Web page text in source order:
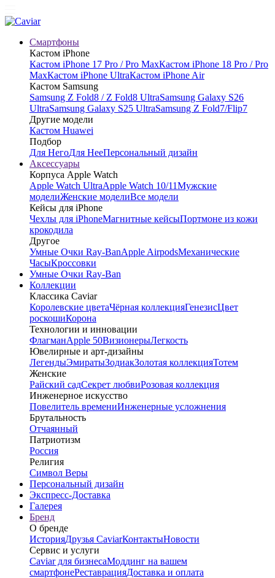
Смартфоны
Кастом iPhone
Кастом iPhone 17 Pro / Pro MaxКастом iPhone 18 Pro / Pro
MaxКастом iPhone UltraКастом iPhone Air
Кастом Samsung
Samsung Z Fold8 / Z Fold8 UltraSamsung Galaxy S26
UltraSamsung Galaxy S25 UltraSamsung Z Fold7/Flip7
Другие модели
Кастом Huawei
Подбор
Для НегоДля НееПерсональный дизайн
Аксессуары
Корпуса Apple Watch
Apple Watch UltraApple Watch 10/11Мужские
моделиЖенские моделиВсе модели
Кейсы для iPhone
Чехлы для iPhoneМагнитные кейсыПортмоне из кожи
крокодила
Другое
Умные Очки Ray-BanApple AirpodsМеханические
ЧасыКроссовки
Умные Очки Ray-Ban
Коллекции
Классика Caviar
Королевские цветаЧёрная коллекцияГенезисЦвет
роскошиКорона
Технологии и инновации
ФлагманApple 50ВизионерыЛегкость
Ювелирные и арт-дизайны
ЛегендыЭмиратыЗодиакЗолотая коллекцияТотем
Женские
Райский садСекрет любвиРозовая коллекция
Инженерное искусство
Повелитель времениИнженерные усложнения
Брутальность
Отчаянный
Патриотизм
Россия
Религия
Символ Веры
Персональный дизайн
Экспресс-Доставка
Галерея
Бренд
О бренде
ИсторияДрузья CaviarКонтактыНовости
Сервис и услуги
Caviar для бизнесаМоддинг на вашем
смартфонеРеставрацияДоставка и оплата